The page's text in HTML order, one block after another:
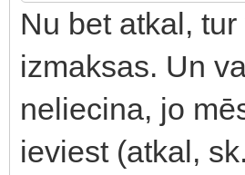
Nu bet atkal,
izmaksas. Un
neliecina, jo
ieviest (atkal,